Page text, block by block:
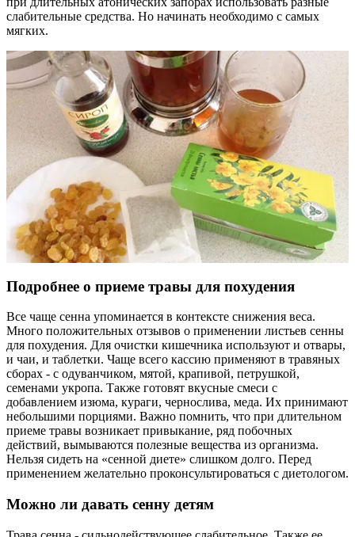
слабительные средства. Но начинать необходимо с самых
мягких.
Подробнее о приеме травы для похудения
Все чаще сенна упоминается в контексте снижения веса.
Много положительных отзывов о применении листьев сенны
для похудения. Для очистки кишечника используют и отвары,
и чаи, и таблетки. Чаще всего кассию применяют в травяных
сборах - с одуванчиком, мятой, крапивой, петрушкой,
семенами укропа. Также готовят вкусные смеси с
добавлением изюма, кураги, чернослива, меда. Их принимают
небольшими порциями. Важно помнить, что при длительном
приеме травы возникает привыкание, ряд побочных
действий, вымываются полезные вещества из организма.
Нельзя сидеть на «сенной диете» слишком долго. Перед
применением желательно проконсультироваться с диетологом.
Можно ли давать сенну детям